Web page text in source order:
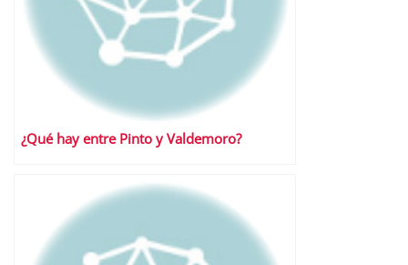
¿Qué hay entre Pinto y Valdemoro?